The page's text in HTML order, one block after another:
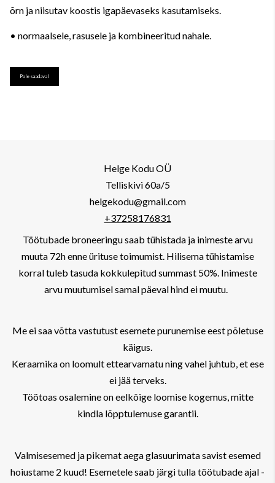
õrn ja niisutav koostis igapäevaseks kasutamiseks.
• normaalsele, rasusele ja kombineeritud nahale.
Pole saadaval
Helge Kodu OÜ
Telliskivi 60a/5
helgekodu@gmail.com
+37258176831
Töötubade broneeringu saab tühistada ja inimeste arvu
muuta 72h enne ürituse toimumist. Hilisema tühistamise
korral tuleb tasuda kokkulepitud summast 50%. Inimeste
arvu muutumisel samal päeval hind ei muutu.
Me ei saa võtta vastutust esemete purunemise eest põletuse
käigus.
Keraamika on loomult ettearvamatu ning vahel juhtub, et ese
ei jää terveks.
Töötoas osalemine on eelkõige loomise kogemus, mitte
kindla lõpptulemuse garantii.
Valmisesemed ja pikemat aega glasuurimata savist esemed
hoiustame 2 kuud! Esemetele saab järgi tulla töötubade ajal -